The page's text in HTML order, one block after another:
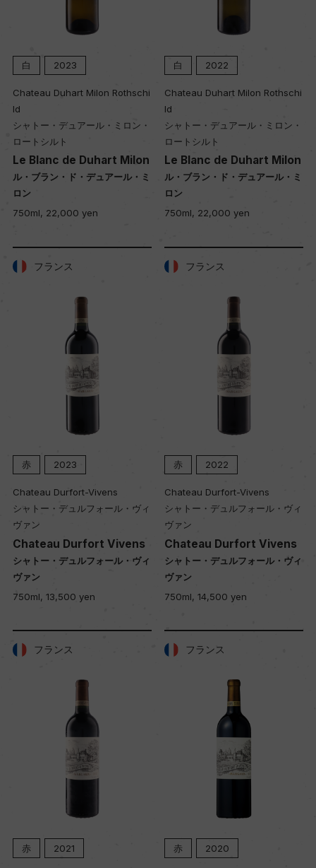
白 2023
Chateau Duhart Milon Rothschi
ld
シャトー・デュアール・ミロン・
ロートシルト
Le Blanc de Duhart Milon
ル・ブラン・ド・デュアール・ミ
ロン
750ml, 22,000 yen
白 2022
Chateau Duhart Milon Rothschi
ld
シャトー・デュアール・ミロン・
ロートシルト
Le Blanc de Duhart Milon
ル・ブラン・ド・デュアール・ミ
ロン
750ml, 22,000 yen
フランス
赤 2023
Chateau Durfort-Vivens
シャトー・デュルフォール・ヴィ
ヴァン
Chateau Durfort Vivens
シャトー・デュルフォール・ヴィ
ヴァン
750ml, 13,500 yen
フランス
赤 2022
Chateau Durfort-Vivens
シャトー・デュルフォール・ヴィ
ヴァン
Chateau Durfort Vivens
シャトー・デュルフォール・ヴィ
ヴァン
750ml, 14,500 yen
フランス
赤 2021
フランス
赤 2020